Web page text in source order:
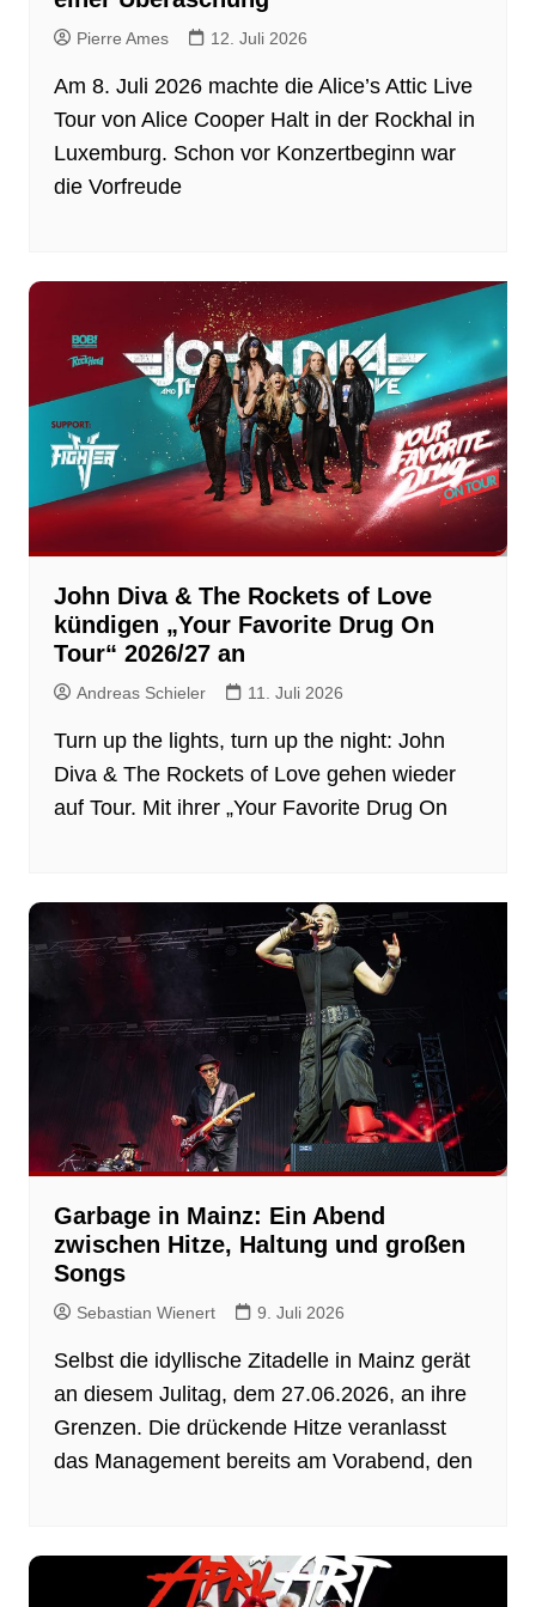
Pierre Ames 12. Juli 2026
Am 8. Juli 2026 machte die Alice’s Attic Live
Tour von Alice Cooper Halt in der Rockhal in
Luxemburg. Schon vor Konzertbeginn war
die Vorfreude
John Diva & The Rockets of Love
kündigen „Your Favorite Drug On
Tour“ 2026/27 an
Andreas Schieler 11. Juli 2026
Turn up the lights, turn up the night: John
Diva & The Rockets of Love gehen wieder
auf Tour. Mit ihrer „Your Favorite Drug On
Garbage in Mainz: Ein Abend
zwischen Hitze, Haltung und großen
Songs
Sebastian Wienert 9. Juli 2026
Selbst die idyllische Zitadelle in Mainz gerät
an diesem Julitag, dem 27.06.2026, an ihre
Grenzen. Die drückende Hitze veranlasst
das Management bereits am Vorabend, den